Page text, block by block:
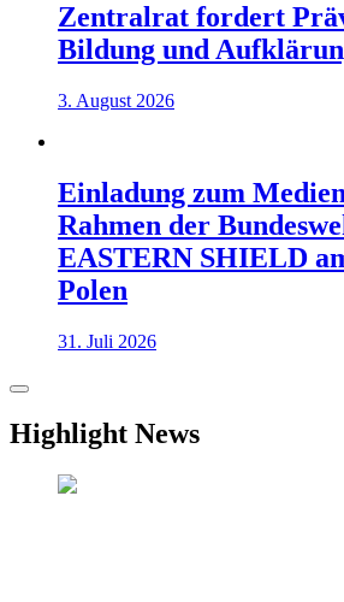
Zentralrat fordert
Bildung und
3. August 2026
Einladung zum
Rahmen der
EASTERN SHIELD
Polen
31. Juli 2026
Highlight News